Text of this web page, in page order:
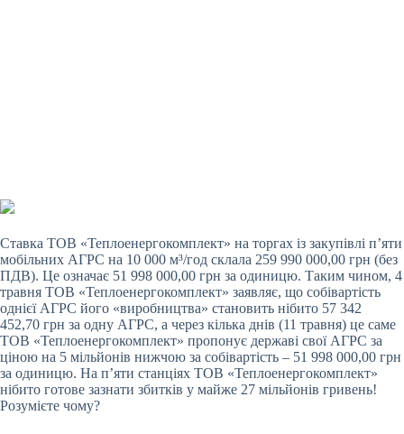
Ставка ТОВ «Теплоенергокомплект» на торгах із закупівлі п’яти
мобільних АГРС на 10 000 м³/год склала 259 990 000,00 грн (без
ПДВ). Це означає 51 998 000,00 грн за одиницю. Таким чином, 4
травня ТОВ «Теплоенергокомплект» заявляє, що собівартість
однієї АГРС його «виробництва» становить нібито 57 342
452,70 грн за одну АГРС, а через кілька днів (11 травня) це саме
ТОВ «Теплоенергокомплект» пропонує державі свої АГРС за
ціною на 5 мільйонів нижчою за собівартість – 51 998 000,00 грн
за одиницю. На п’яти станціях ТОВ «Теплоенергокомплект»
нібито готове зазнати збитків у майже 27 мільйонів гривень!
Розумієте чому?